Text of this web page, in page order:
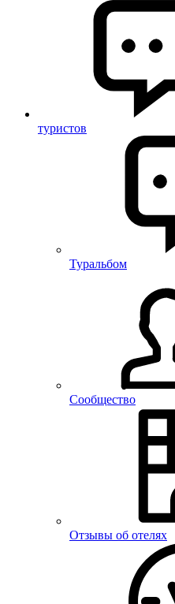
туристов
Туральбом
Сообщество
Отзывы об отелях